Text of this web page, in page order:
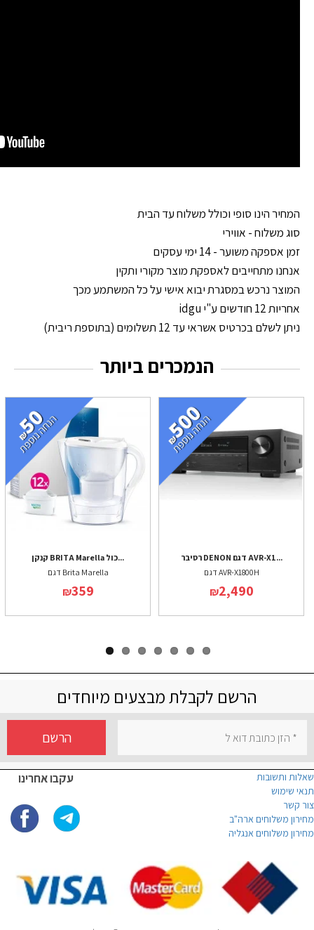
המחיר הינו סופי וכולל משלוח עד הבית
סוג משלוח - אווירי
זמן אספקה משוער - 14 ימי עסקים
אנחנו מתחייבים לאספקת מוצר מקורי ותקין
המוצר נרכש במסגרת יבוא אישי על כל המשתמע מכך
אחריות 12 חודשים ע"י idgu
ניתן לשלם בכרטיס אשראי עד 12 תשלומים (בתוספת ריבית)
הנמכרים ביותר
קנקן BRITA Marella כול...
דגם Brita Marella
₪359
רסיבר DENON דגם AVR-X1...
דגם AVR-X1800H
₪2,490
הרשם לקבלת מבצעים מיוחדים
הרשם
עקבו אחרינו
שאלות ותשובות
תנאי שימוש
צור קשר
מחירון משלוחים ארה"ב
מחירון משלוחים אנגליה